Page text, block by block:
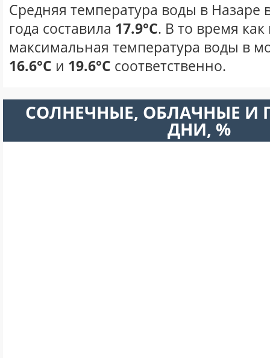
Средняя температура воды в Назаре
года составила 17.9°C. В то время
максимальная температура воды в
16.6°C и 19.6°C соответственно.
CОЛНЕЧНЫЕ, ОБЛАЧНЫЕ И
ДНИ, %